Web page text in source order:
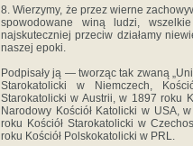
8. Wierzymy, że przez wierne
spowo­dowane winą ludzi,
najskuteczniej przeciw­ działamy
naszej epoki.
Podpisały ją — tworząc tak zwaną
Sta­rokatolicki w Niemczech,
Starokatolicki w Au­strii, w 1897 roku
Narodowy Kościół Katolicki w USA,
roku Kościół Starokatolicki w
roku Kościół Polskokatolicki w PRL.